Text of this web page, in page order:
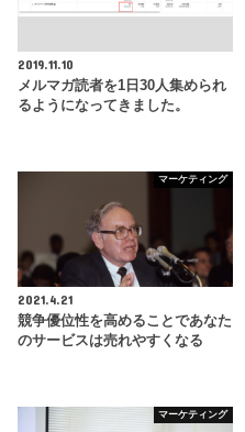
2019.11.10
メルマガ読者を1日30人集められ
るようになってきました。
マーケティング
2021.4.21
競争優位性を高めることであなた
のサービスは売れやすくなる
マーケティング